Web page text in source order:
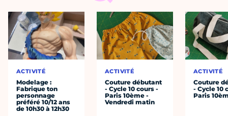
ACTIVITÉ
Modelage :
Fabrique ton
personnage
préféré 10/12 ans
de 10h30 à 12h30
ACTIVITÉ
Couture débutant
- Cycle 10 cours -
Paris 10ème -
Vendredi matin
ACTIVITÉ
Couture
- Cycle 10
Paris